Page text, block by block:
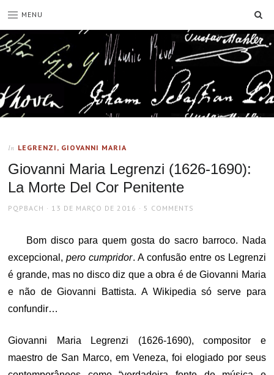
MENU
In LEGRENZI, GIOVANNI MARIA
Giovanni Maria Legrenzi (1626-1690):
La Morte Del Cor Penitente
AUTHOR
PQPBACH
POSTED
13 DE MARÇO DE 2016 5 COMMENTS
Bom disco para quem gosta do sacro barroco. Nada
excepcional,pero cumpridor. A confusão entre os Legrenzi
é grande, mas no disco diz que a obra é de Giovanni Maria
e não de Giovanni Battista. A Wikipedia só serve para
confundir…
Giovanni Maria Legrenzi (1626-1690), compositor e
maestro de San Marco, em Veneza, foi elogiado por seus